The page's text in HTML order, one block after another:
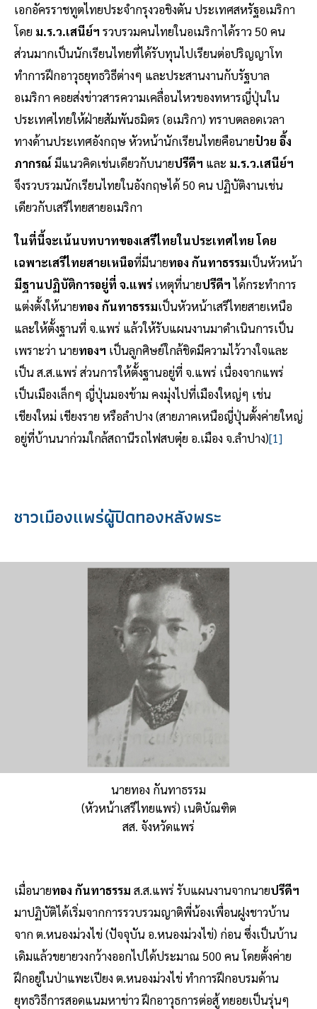
เอกอัครราชทูตไทยประจำกรุงวอชิงตัน ประเทศสหรัฐอเมริกา
โดย ม.ร.ว.เสนีย์ฯ รวบรวมคนไทยในอเมริกาได้ราว 50 คน
ส่วนมากเป็นนักเรียนไทยที่ได้รับทุนไปเรียนต่อปริญญาโท
ทำการฝึกอาวุธยุทธวิธีต่างๆ และประสานงานกับรัฐบาล
อเมริกา คอยส่งข่าวสารความเคลื่อนไหวของทหารญี่ปุ่นใน
ประเทศไทยให้ฝ่ายสัมพันธมิตร (อเมริกา) ทราบตลอดเวลา
ทางด้านประเทศอังกฤษ หัวหน้านักเรียนไทยคือนายป๋วย อึ้ง
ภากรณ์ มีแนวคิดเช่นเดียวกับนายปรีดีฯ และ ม.ร.ว.เสนีย์ฯ
จึงรวบรวมนักเรียนไทยในอังกฤษได้ 50 คน ปฏิบัติงานเช่น
เดียวกับเสรีไทยสายอเมริกา
ในที่นี้จะเน้นบทบาทของเสรีไทยในประเทศไทย โดย
เฉพาะเสรีไทยสายเหนือที่มีนายทอง กันทาธรรมเป็นหัวหน้า
มีฐานปฏิบัติการอยู่ที่ จ.แพร่ เหตุที่นายปรีดีฯได้กระทำการ
แต่งตั้งให้นายทอง กันทาธรรมเป็นหัวหน้าเสรีไทยสายเหนือ
และให้ตั้งฐานที่ จ.แพร่ แล้วให้รับแผนงานมาดำเนินการเป็น
เพราะว่า นายทองฯ เป็นลูกศิษย์ใกล้ชิดมีความไว้วางใจและ
เป็น ส.ส.แพร่ ส่วนการให้ตั้งฐานอยู่ที่ จ.แพร่ เนื่องจากแพร่
เป็นเมืองเล็กๆ ญี่ปุ่นมองข้าม คงมุ่งไปที่เมืองใหญ่ๆ เช่น
เชียงใหม่ เชียงราย หรือลำปาง (สายภาคเหนือญี่ปุ่นตั้งค่ายใหญ่
อยู่ที่บ้านนาก่วมใกล้สถานีรถไฟสบตุ๋ย อ.เมือง จ.ลำปาง)[1]
ชาวเมืองแพร่ผู้ปิดทองหลังพระ
นายทอง กันทาธรรม
(หัวหน้าเสรีไทยแพร่) เนติบัณฑิต
สส. จังหวัดแพร่
เมื่อนายทอง กันทาธรรม ส.ส.แพร่ รับแผนงานจากนายปรีดีฯ
มาปฏิบัติได้เริ่มจากการรวบรวมญาติพี่น้องเพื่อนฝูงชาวบ้าน
จาก ต.หนองม่วงไข่ (ปัจจุบัน อ.หนองม่วงไข่) ก่อน ซึ่งเป็นบ้าน
เดิมแล้วขยายวงกว้างออกไปได้ประมาณ 500 คน โดยตั้งค่าย
ฝึกอยู่ในป่าแพะเปียง ต.หนองม่วงไข่ ทำการฝึกอบรมด้าน
ยุทธวิธีการสอดแนมหาข่าว ฝึกอาวุธการต่อสู้ ทยอยเป็นรุ่นๆ